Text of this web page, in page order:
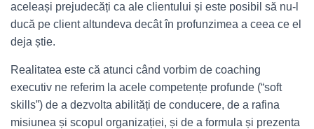
aceleași prejudecăți ca ale clientului și este posibil să nu-l
ducă pe client altundeva decât în ​​profunzimea a ceea ce el
deja știe.
Realitatea este că atunci când vorbim de coaching
executiv ne referim la acele competențe profunde (“soft
skills”) de a dezvolta abilități de conducere, de a rafina
misiunea și scopul organizației, și de a formula și prezenta